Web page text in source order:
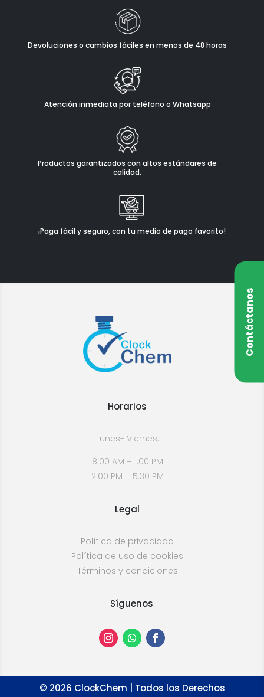
Devoluciones o cambios fáciles en menos de 48 horas
Atención inmediata por teléfono o Whatsapp
Productos garantizados con altos estándares de
calidad.
¡Paga fácil y seguro, con tu medio de pago favorito!
Contáctanos
Horarios
Lunes- Viernes:
8:00 AM – 1:00 PM
2:00 PM – 5:30 PM
Legal
Política de privacidad
Política de uso de cookies
Términos y condiciones
Síguenos
© 2026 ClockChem | Todos los Derechos